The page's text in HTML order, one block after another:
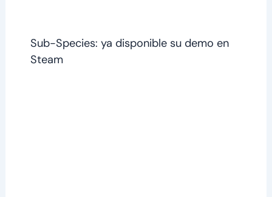
Sub-Species: ya disponible su demo en
Steam